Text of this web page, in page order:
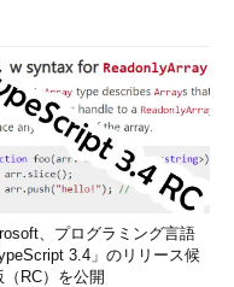
、プログラミング言語
3.4」のリリース候
（RC）を公開